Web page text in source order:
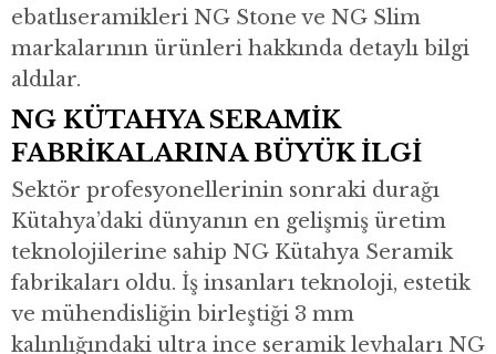
ebatlıseramikleri NG Stone ve NG Slim
markalarının ürünleri hakkında detaylı bilgi
aldılar.
NG KÜTAHYA SERAMİK
FABRİKALARINA BÜYÜK İLGİ
Sektör profesyonellerinin sonraki durağı
Kütahya’daki dünyanın en gelişmiş üretim
teknolojilerine sahip NG Kütahya Seramik
fabrikaları oldu. İş insanları teknoloji, estetik
ve mühendisliğin birleştiği 3 mm
kalınlığındaki ultra ince seramik levhaları NG